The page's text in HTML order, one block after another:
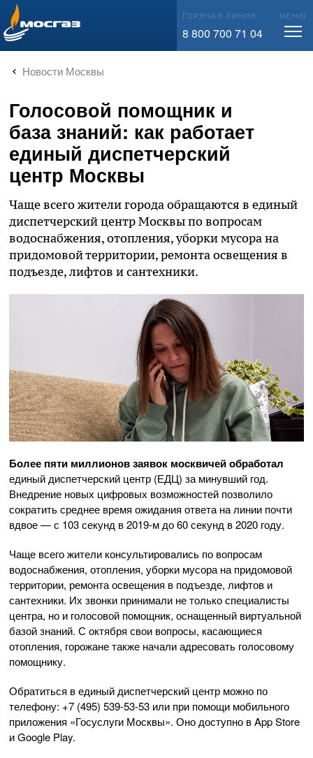
info@mos-gaz.ru ГОРЯЧАЯ ЛИНИЯ
8 800 700 71 04
МЕНЮ
Новости Москвы
Голосовой помощник и
база знаний: как работает
единый диспетчерский
центр Москвы
Чаще всего жители города обращаются в единый
диспетчерский центр Москвы по вопросам
водоснабжения, отопления, уборки мусора на
придомовой территории, ремонта освещения в
подъезде, лифтов и сантехники.
Более пяти миллионов заявок москвичей обработал
единый диспетчерский центр (ЕДЦ) за минувший год.
Внедрение новых цифровых возможностей позволило
сократить среднее время ожидания ответа на линии почти
вдвое — с 103 секунд в 2019-м до 60 секунд в 2020 году.
Чаще всего жители консультировались по вопросам
водоснабжения, отопления, уборки мусора на придомовой
территории, ремонта освещения в подъезде, лифтов и
сантехники. Их звонки принимали не только специалисты
центра, но и голосовой помощник, оснащенный виртуальной
базой знаний. С октября свои вопросы, касающиеся
отопления, горожане также начали адресовать голосовому
помощнику.
Обратиться в единый диспетчерский центр можно по
телефону: +7 (495) 539-53-53 или при помощи мобильного
приложения «Госуслуги Москвы». Оно доступно в App Store
и Google Play.